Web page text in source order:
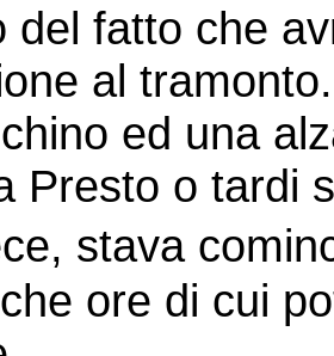
del fatto che
al
ed una
Presto o tardi
stava
ore di cui